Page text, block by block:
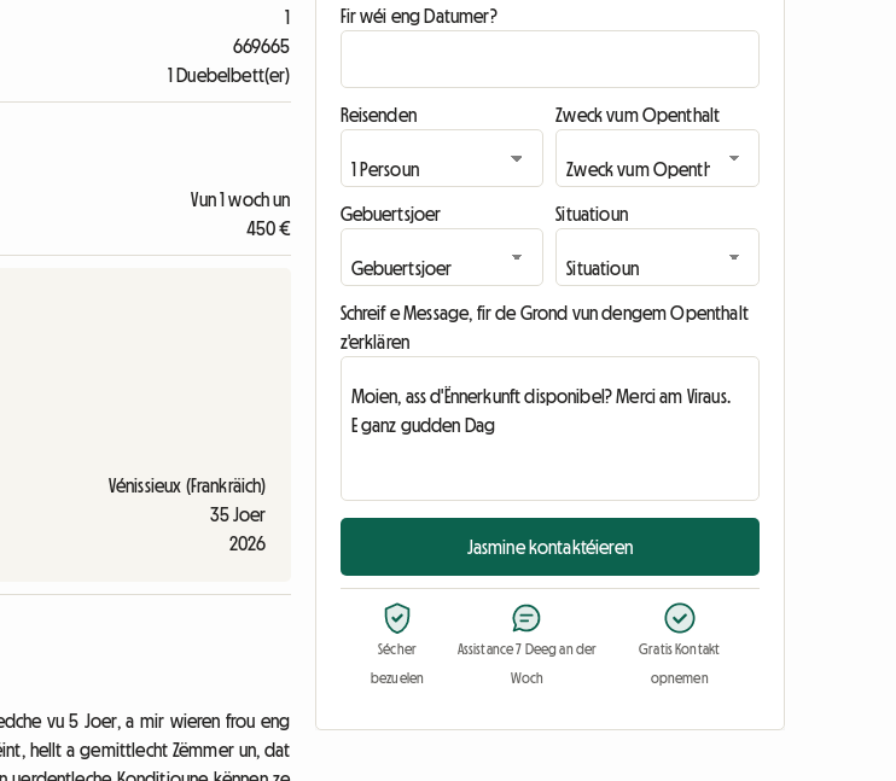
1
669665
1 Duebelbett(er)
Vun 1 woch un
450 €
Vénissieux (Frankräich)
35 Joer
2026
vu 5 Joer, a mir wieren frou eng
hellt a gemittlecht Zëmmer un, dat
Fir wéi eng Datumer?
Reisenden Zweck vum Openthalt
Gebuertsjoer Situatioun
Schreif e Message, fir de Grond vun dengem Openthalt
z'erklären
Jasmine kontaktéieren
Sécher
bezuelen
Assistance 7 Deeg an der
Woch
Gratis Kontakt
opnemen